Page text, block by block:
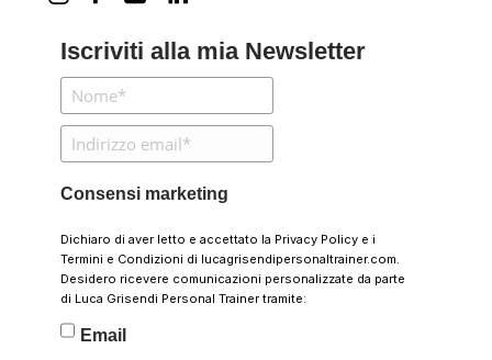
Iscriviti alla mia Newsletter
Consensi marketing
Dichiaro di aver letto e accettato la Privacy Policye i
Termini e Condizioni di lucagrisendipersonaltrainer.com.
Desidero ricevere comunicazioni personalizzate da parte
di Luca Grisendi Personal Trainer tramite:
Email